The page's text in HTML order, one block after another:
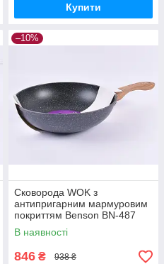
Купити
–10%
Сковорода WOK з
антипригарним мармуровим
покриттям Benson BN-487
Ø30см
В наявності
846 ₴ 938 ₴